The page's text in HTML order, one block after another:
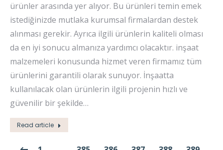
ürünler arasında yer alıyor. Bu ürünleri temin emek
istediğinizde mutlaka kurumsal firmalardan destek
alınması gerekir. Ayrıca ilgili ürünlerin kaliteli olması
da en iyi sonucu almanıza yardımcı olacaktır. inşaat
malzemeleri konusunda hizmet veren firmamız tüm
ürünlerini garantili olarak sunuyor. İnşaatta
kullanılacak olan ürünlerin ilgili projenin hızlı ve
güvenilir bir şekilde…
Read article